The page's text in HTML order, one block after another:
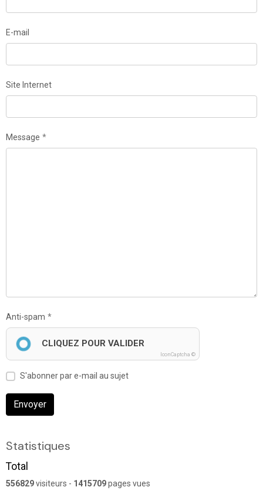
E-mail
Site Internet
Message
Anti-spam
CLIQUEZ POUR VALIDER
IconCaptcha ©
S'abonner par e-mail au sujet
Envoyer
Statistiques
Total
556829visiteurs - 1415709pages vues